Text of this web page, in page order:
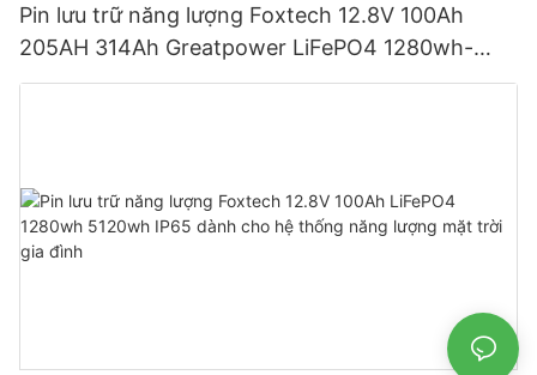
Pin lưu trữ năng lượng Foxtech 12.8V 100Ah
205AH 314Ah Greatpower LiFePO4 1280wh-
5120wh IP65